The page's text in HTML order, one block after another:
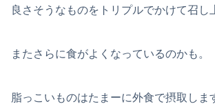
良さそうなものをトリプルでかけて召し
またさらに食がよくなっているのかも。
脂っこいものはたまーに外食で摂取しま